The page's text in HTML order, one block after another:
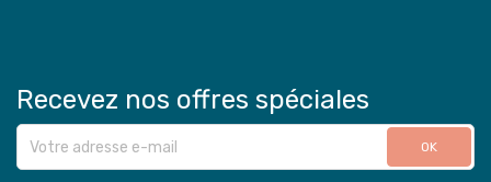
Recevez nos offres spéciales